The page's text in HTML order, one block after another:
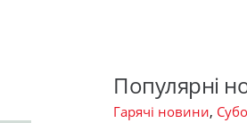
Популярні
Гарячі новини,